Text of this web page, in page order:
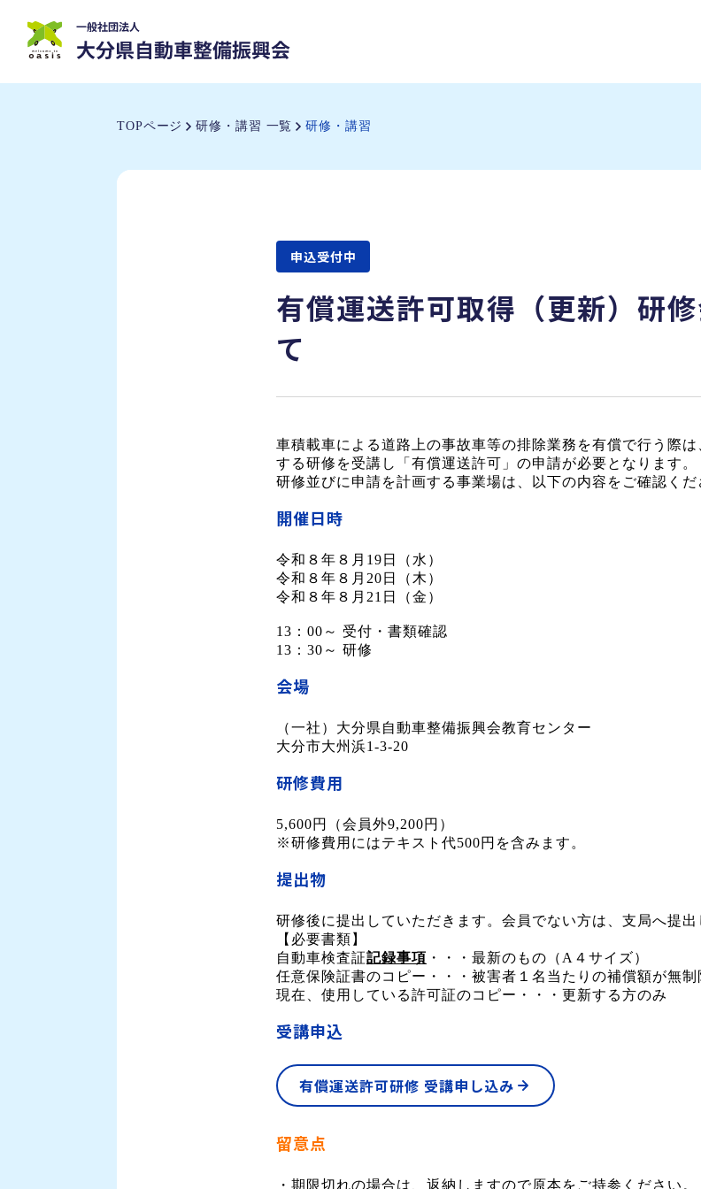
TOPページ 研修・講習 一覧 研修・講習
申込受付中
有償運送許可取得（更新）研
て
車積載車による道路上の事故車等の排除業務を有償で行う際
する研修を受講し「有償運送許可」の申請が必要となります。
研修並びに申請を計画する事業場は、以下の内容をご確認くだ
開催日時
令和８年８月19日（水）
令和８年８月20日（木）
令和８年８月21日（金）
13：00～ 受付・書類確認
13：30～ 研修
会場
（一社）大分県自動車整備振興会教育センター
大分市大州浜1-3-20
研修費用
5,600円（会員外9,200円）
※研修費用にはテキスト代500円を含みます。
提出物
研修後に提出していただきます。会員でない方は、支局へ提出
【必要書類】
自動車検査証記録事項 ・・・最新のもの（A４サイズ）
任意保険証書のコピー・・・被害者１名当たりの補償額が無制
現在、使用している許可証のコピー・・・更新する方のみ
受講申込
有償運送許可研修 受講申し込み
留意点
・期限切れの場合は、返納しますので原本をご持参ください。